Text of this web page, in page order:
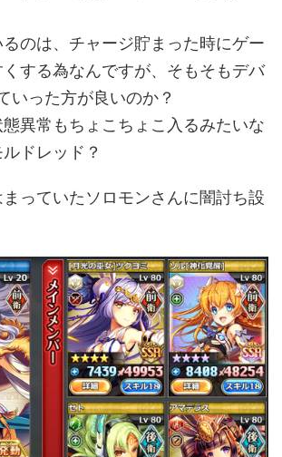
のは、チャージ貯まった時にゲー
する為なんですが、そもそもデバ
いった方が良いのか？
異常もちょこちょこ入るみたいな
ドレッド？
っていたソロモンさんに闇討ち設